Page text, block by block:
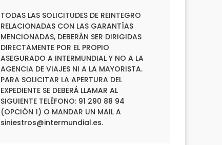
TODAS LAS SOLICITUDES DE REINTEGRO
RELACIONADAS CON LAS GARANTÍAS
MENCIONADAS, DEBERÁN SER DIRIGIDAS
DIRECTAMENTE POR EL PROPIO
ASEGURADO A INTERMUNDIAL Y NO A LA
AGENCIA DE VIAJES NI A LA MAYORISTA.
PARA SOLICITAR LA APERTURA DEL
EXPEDIENTE SE DEBERÁ LLAMAR AL
SIGUIENTE TELÉFONO: 91 290 88 94
(OPCIÓN 1) O MANDAR UN MAIL A
siniestros@intermundial.es.